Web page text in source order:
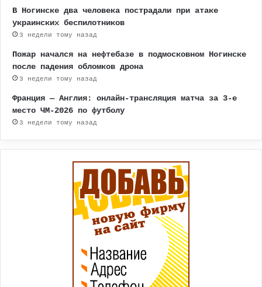
В Ногинске два человека пострадали при атаке
украинских беспилотников
3 недели тому назад
Пожар начался на нефтебазе в подмосковном Ногинске
после падения обломков дрона
3 недели тому назад
Франция — Англия: онлайн-трансляция матча за 3-е
место ЧМ-2026 по футболу
3 недели тому назад